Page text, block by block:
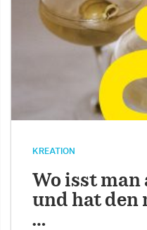
KREATION
Wo isst man
und hat den
…